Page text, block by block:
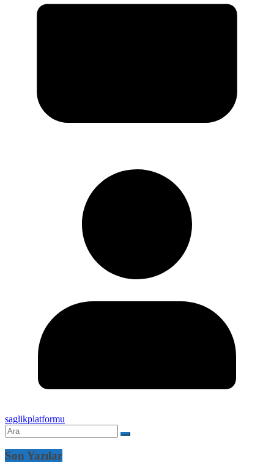
saglikplatformu
Son Yazılar